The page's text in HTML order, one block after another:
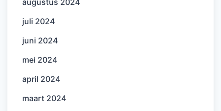
juli 2024
juni 2024
mei 2024
april 2024
maart 2024